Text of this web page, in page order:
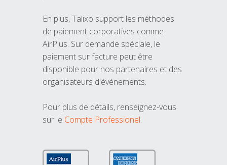
En plus, Talixo support les méthodes
de paiement corporatives comme
AirPlus. Sur demande spéciale, le
paiement sur facture peut être
disponible pour nos partenaires et des
organisateurs d'événements.
Pour plus de détails, renseignez-vous
sur le Compte Professionel.